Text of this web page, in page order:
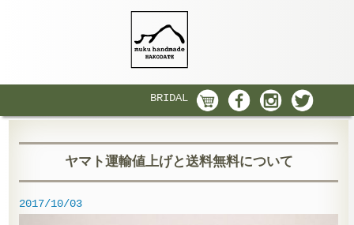
BRIDAL
ヤマト運輸値上げと送料無料について
2017/10/03